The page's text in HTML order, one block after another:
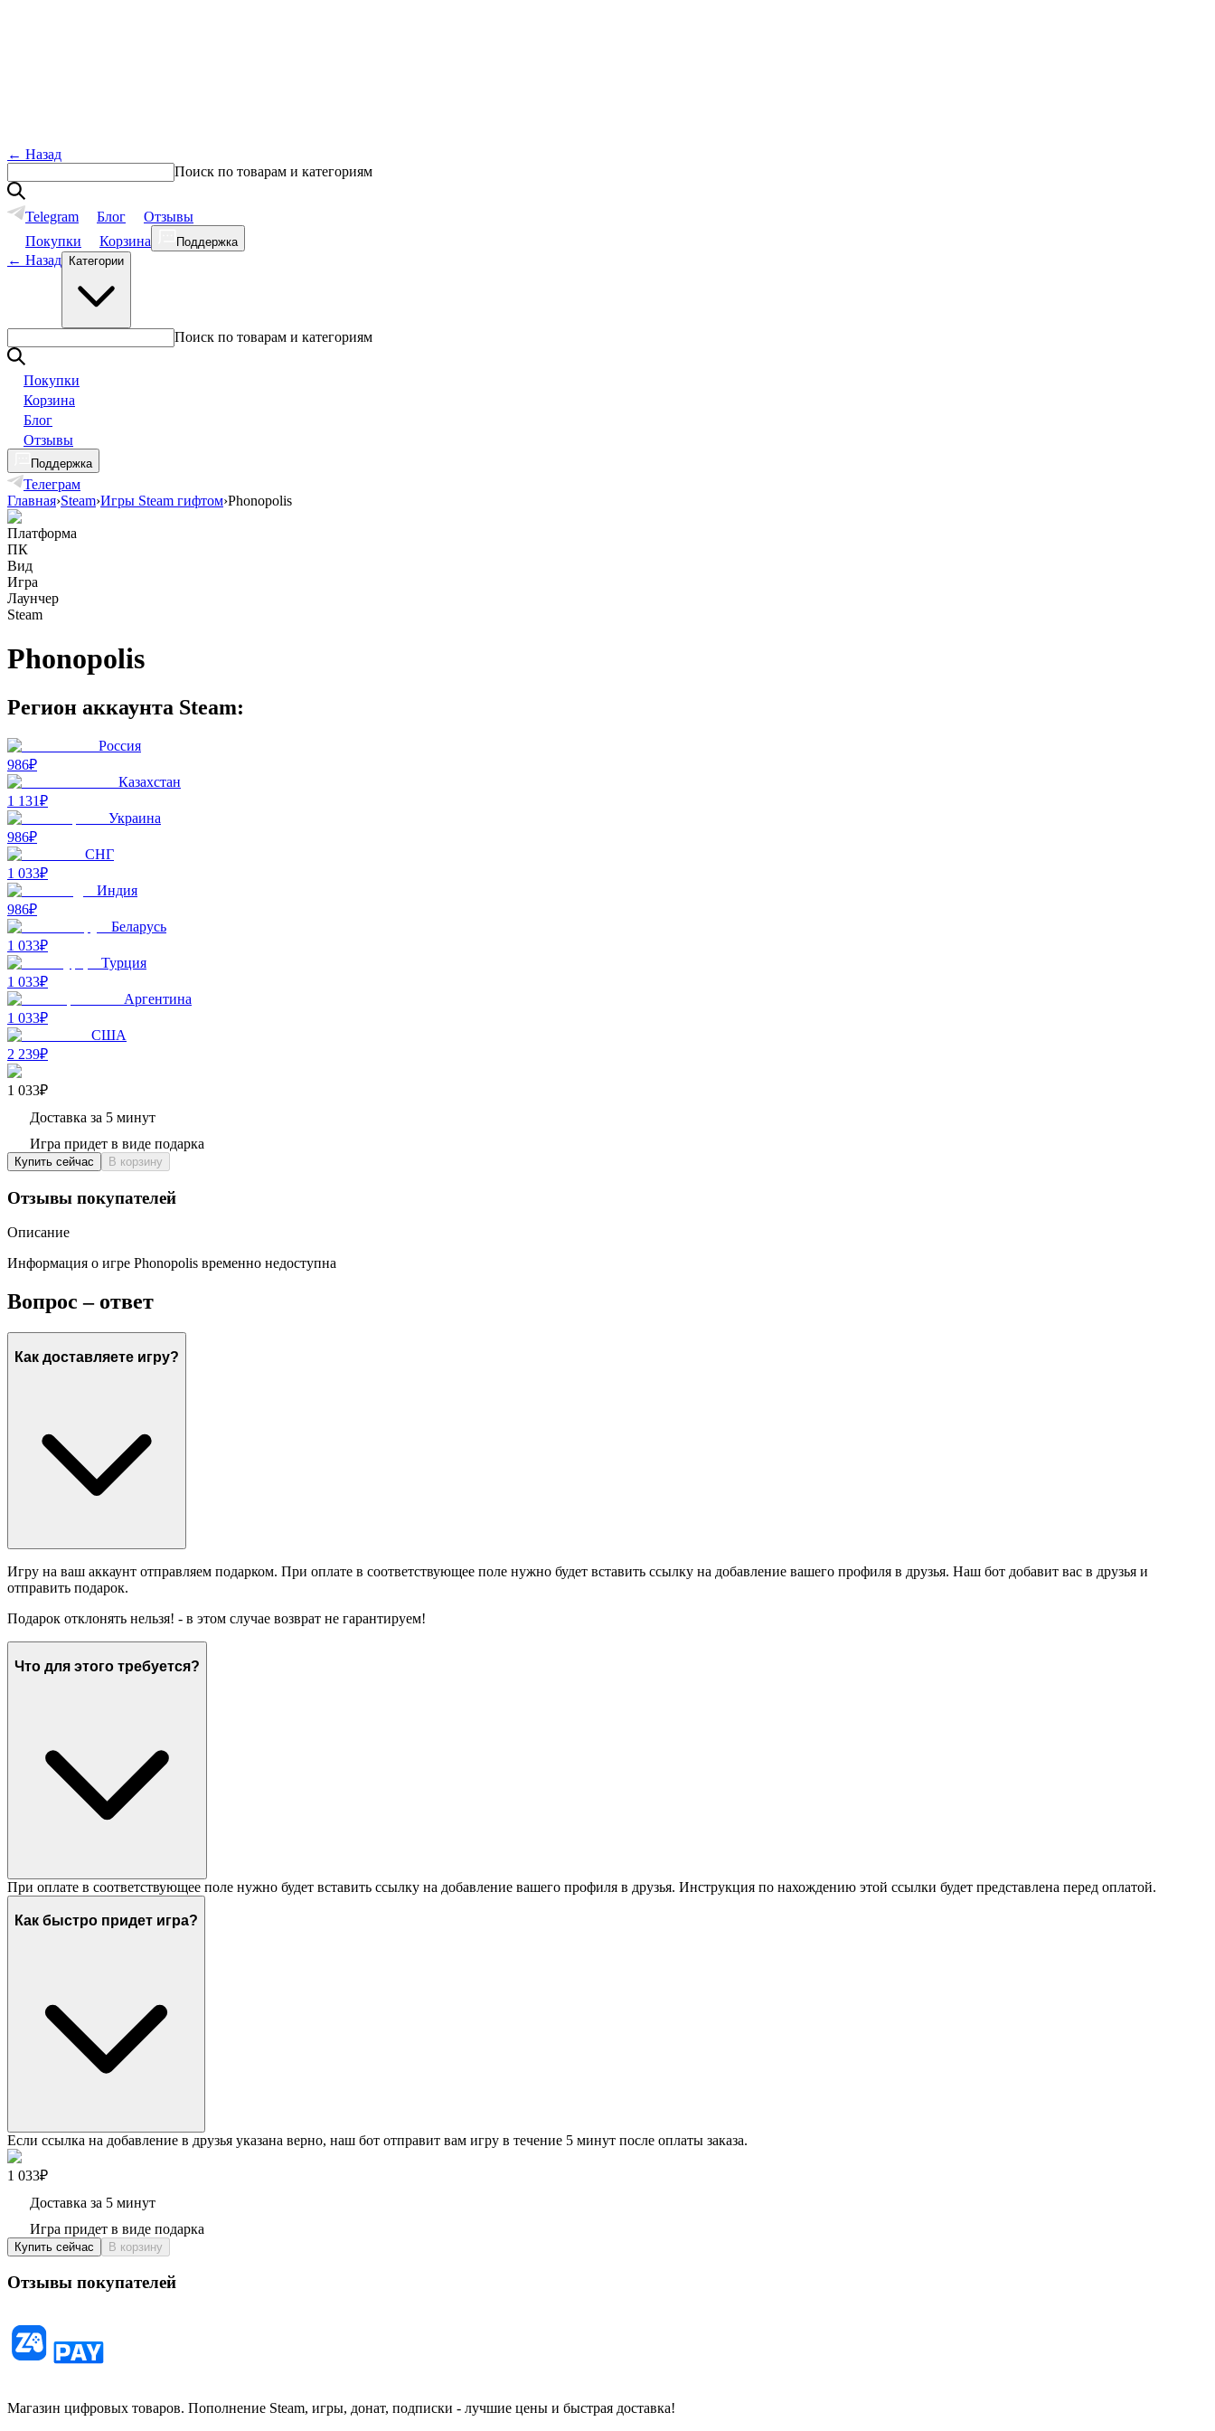
← Назад
Поиск по товарам и категориям
Telegram Блог
Отзывы
Покупки
Корзина Поддержка
← Назад Категории
Поиск по товарам и категориям
Покупки
Корзина
Блог
Отзывы
Поддержка
Телеграм
Главная›Steam›Игры Steam гифтом›Phonopolis
Платформа
ПК
Вид
Игра
Лаунчер
Steam
Phonopolis
Регион аккаунта Steam:
Россия
986₽
Казахстан
1 131₽
Украина
986₽
СНГ
1 033₽
Индия
986₽
Беларусь
1 033₽
Турция
1 033₽
Аргентина
1 033₽
США
2 239₽
1 033₽
Доставка за 5 минут
Игра придет в виде подарка
Купить сейчас В корзину
Отзывы покупателей
Описание
Информация о игре Phonopolis временно недоступна
Вопрос – ответ
Как доставляете игру?
Игру на ваш аккаунт отправляем подарком. При оплате в соответствующее поле нужно будет вставить ссылку на добавление вашего профиля в друзья. Наш бот добавит вас в друзья и
отправить подарок.
Подарок отклонять нельзя! - в этом случае возврат не гарантируем!
Что для этого требуется?
При оплате в соответствующее поле нужно будет вставить ссылку на добавление вашего профиля в друзья. Инструкция по нахождению этой ссылки будет представлена перед оплатой.
Как быстро придет игра?
Если ссылка на добавление в друзья указана верно, наш бот отправит вам игру в течение 5 минут после оплаты заказа.
1 033₽
Доставка за 5 минут
Игра придет в виде подарка
Купить сейчас В корзину
Отзывы покупателей
Магазин цифровых товаров. Пополнение Steam, игры, донат, подписки - лучшие цены и быстрая доставка!